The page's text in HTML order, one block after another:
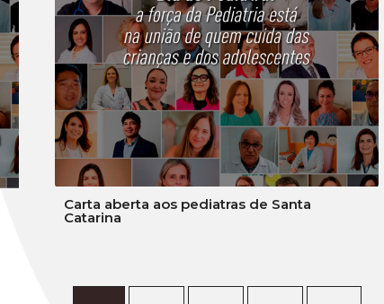
Carta aberta aos pediatras de Santa
Catarina